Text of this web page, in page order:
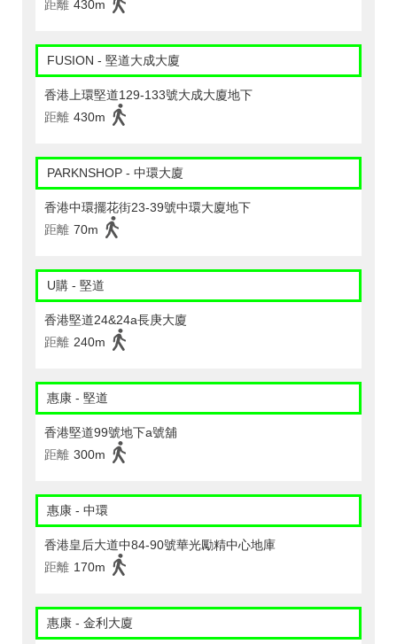
距離 430m
FUSION - 堅道大成大廈
香港上環堅道129-133號大成大廈地下
距離 430m
PARKNSHOP - 中環大廈
香港中環擺花街23-39號中環大廈地下
距離 70m
U購 - 堅道
香港堅道24&24a長庚大廈
距離 240m
惠康 - 堅道
香港堅道99號地下a號舖
距離 300m
惠康 - 中環
香港皇后大道中84-90號華光勵精中心地庫
距離 170m
惠康 - 金利大廈